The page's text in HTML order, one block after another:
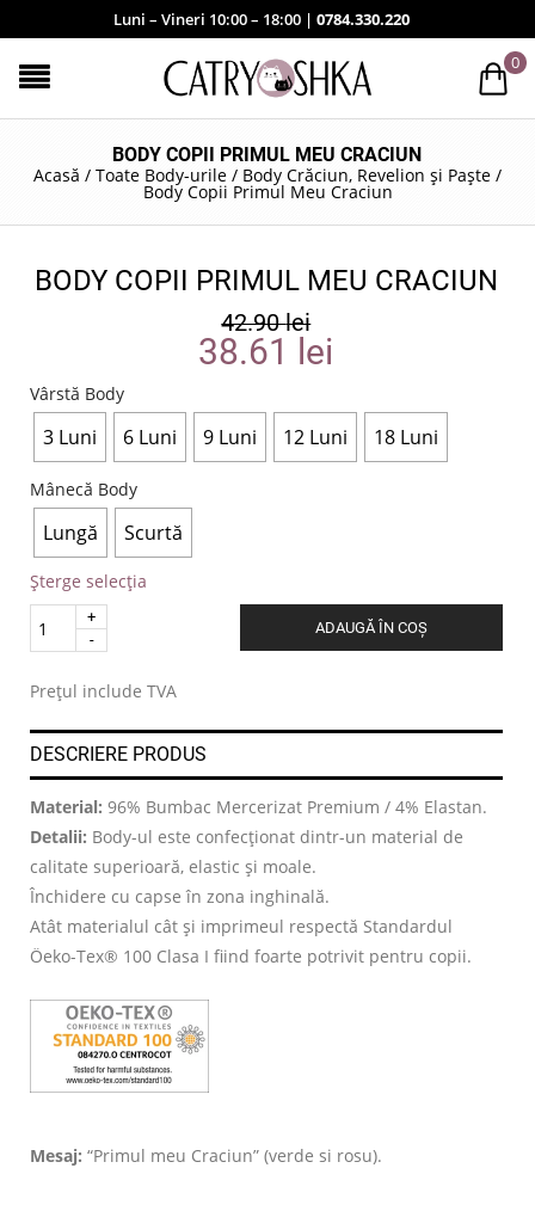
Luni – Vineri 10:00 – 18:00 | 0784.330.220
0
BODY COPII PRIMUL MEU CRACIUN
Acasă / Toate Body-urile / Body Crăciun, Revelion și Paște /
Body Copii Primul Meu Craciun
BODY COPII PRIMUL MEU CRACIUN
42.90lei
38.61 lei
Vârstă Body
3 Luni 6 Luni 9 Luni 12 Luni 18 Luni
Mânecă Body
Lungă Scurtă
Șterge selecția
Quantity
ADAUGĂ ÎN COȘ
Prețul include TVA
DESCRIERE PRODUS
Material: 96% Bumbac Mercerizat Premium / 4% Elastan.
Detalii: Body-ul este confecționat dintr-un material de
calitate superioară, elastic și moale.
Închidere cu capse în zona inghinală.
Atât materialul cât și imprimeul respectă Standardul
Öeko-Tex® 100 Clasa I fiind foarte potrivit pentru copii.
Mesaj: “Primul meu Craciun” (verde si rosu).